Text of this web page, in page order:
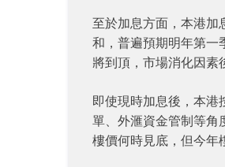
至於加息方面，本港加
和，普遍預期明年第一
將到頂，市場消化因素
即使現時加息後，本港
單、外滙資金管制等角
樓價何時見底，但今年